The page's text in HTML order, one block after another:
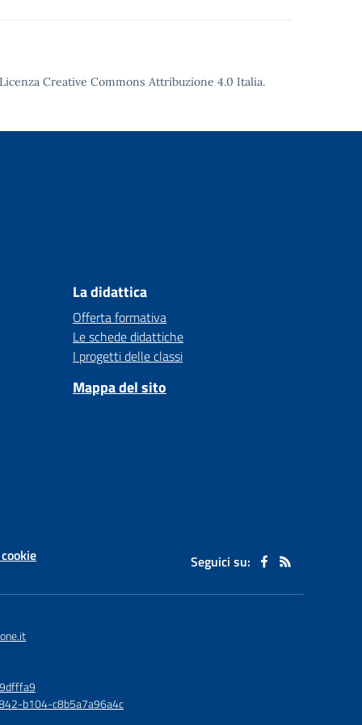
Licenza Creative Commons Attribuzione 4.0 Italia.
La didattica
Offerta formativa
Le schede didattiche
I progetti delle classi
Mappa del sito
Seguici su:
b104-c8b5a7a96a4c